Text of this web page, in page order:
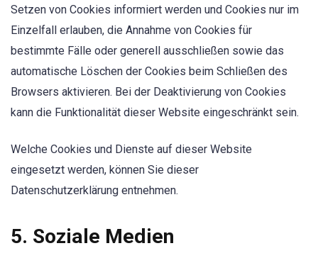
Setzen von Cookies informiert werden und Cookies nur im
Einzelfall erlauben, die Annahme von Cookies für
bestimmte Fälle oder generell ausschließen sowie das
automatische Löschen der Cookies beim Schließen des
Browsers aktivieren. Bei der Deaktivierung von Cookies
kann die Funktionalität dieser Website eingeschränkt sein.
Welche Cookies und Dienste auf dieser Website
eingesetzt werden, können Sie dieser
Datenschutzerklärung entnehmen.
5. Soziale Medien